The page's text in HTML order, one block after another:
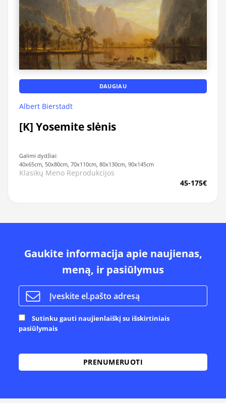
DAUGIAU
Albert Bierstadt
[K] Yosemite slėnis
Galimi dydžiai:
40x65cm, 50x80cm, 70x110cm, 80x130cm, 90x145cm
Klasikų Meno Reprodukcijos
45-175€
Gaukite informacija apie naujienas,
meną, ir pasiūlymus
Sutinku gauti naujienlaiškį su išskirtiniais
pasiūlymais